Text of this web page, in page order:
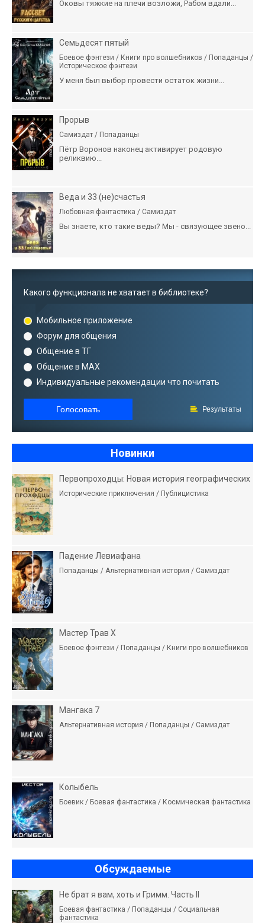
Оковы тяжкие на плечи возложи, Рабом вдали...
Семьдесят пятый
Боевое фэнтези / Книги про волшебников / Попаданцы /
Историческое фэнтези
У меня был выбор провести остаток жизни...
Прорыв
Самиздат / Попаданцы
Пётр Воронов наконец активирует родовую
реликвию...
Веда и 33 (не)счастья
Любовная фантастика / Самиздат
Вы знаете, кто такие веды? Мы - связующее звено...
Какого функционала не хватает в библиотеке?
Мобильное приложение
Форум для общения
Общение в ТГ
Общение в MAX
Индивидуальные рекомендации что почитать
Голосовать Результаты
Новинки
Первопроходцы: Новая история географических
Исторические приключения / Публицистика
Падение Левиафана
Попаданцы / Альтернативная история / Самиздат
Мастер Трав X
Боевое фэнтези / Попаданцы / Книги про волшебников
Мангака 7
Альтернативная история / Попаданцы / Самиздат
Колыбель
Боевик / Боевая фантастика / Космическая фантастика
Обсуждаемые
Не брат я вам, хоть и Гримм. Часть II
Боевая фантастика / Попаданцы / Социальная
фантастика